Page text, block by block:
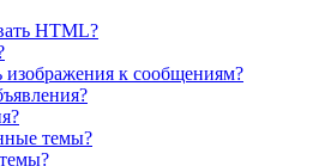
HTML?
изображения к сообщениям?
темы?